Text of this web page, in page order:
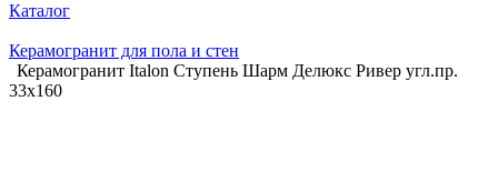
Каталог
Керамогранит для пола и стен
Керамогранит Italon Ступень Шарм Делюкс Ривер угл.пр.
33х160